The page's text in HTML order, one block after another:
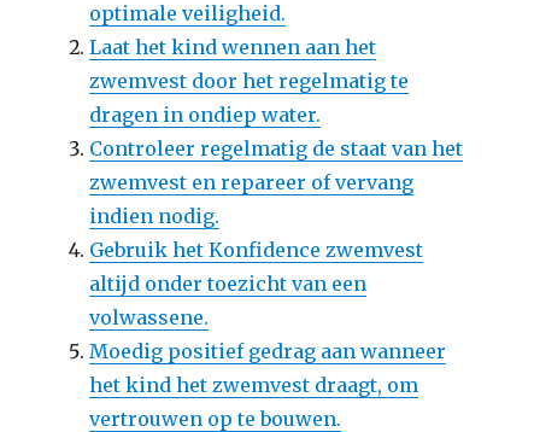
optimale veiligheid.
Laat het kind wennen aan het
zwemvest door het regelmatig te
dragen in ondiep water.
Controleer regelmatig de staat van het
zwemvest en repareer of vervang
indien nodig.
Gebruik het Konfidence zwemvest
altijd onder toezicht van een
volwassene.
Moedig positief gedrag aan wanneer
het kind het zwemvest draagt, om
vertrouwen op te bouwen.